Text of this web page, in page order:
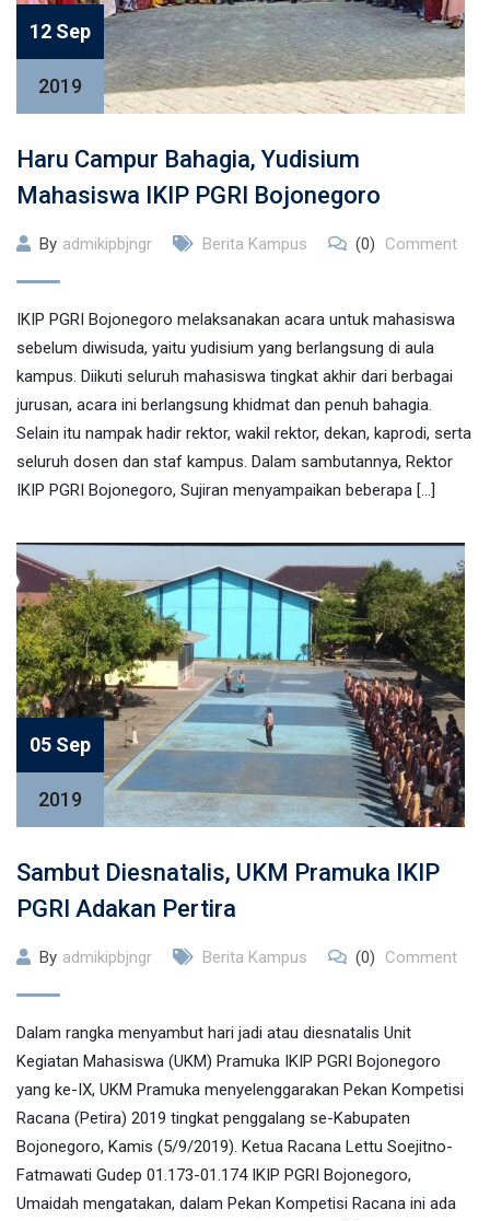
12 Sep
2019
Haru Campur Bahagia, Yudisium
Mahasiswa IKIP PGRI Bojonegoro
By admikipbjngr Berita Kampus (0) Comment
IKIP PGRI Bojonegoro melaksanakan acara untuk mahasiswa
sebelum diwisuda, yaitu yudisium yang berlangsung di aula
kampus. Diikuti seluruh mahasiswa tingkat akhir dari berbagai
jurusan, acara ini berlangsung khidmat dan penuh bahagia.
Selain itu nampak hadir rektor, wakil rektor, dekan, kaprodi, serta
seluruh dosen dan staf kampus. Dalam sambutannya, Rektor
IKIP PGRI Bojonegoro, Sujiran menyampaikan beberapa […]
05 Sep
2019
Sambut Diesnatalis, UKM Pramuka IKIP
PGRI Adakan Pertira
By admikipbjngr Berita Kampus (0) Comment
Dalam rangka menyambut hari jadi atau diesnatalis Unit
Kegiatan Mahasiswa (UKM) Pramuka IKIP PGRI Bojonegoro
yang ke-IX, UKM Pramuka menyelenggarakan Pekan Kompetisi
Racana (Petira) 2019 tingkat penggalang se-Kabupaten
Bojonegoro, Kamis (5/9/2019). Ketua Racana Lettu Soejitno-
Fatmawati Gudep 01.173-01.174 IKIP PGRI Bojonegoro,
Umaidah mengatakan, dalam Pekan Kompetisi Racana ini ada